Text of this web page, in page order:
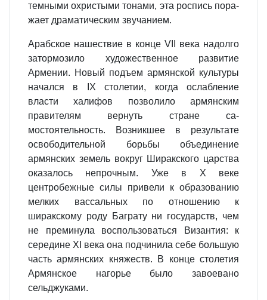
темными охристыми тонами, эта роспись пора­
жает драматическим звучанием.
Арабское нашествие в конце VII века надолго
затормозило художе­ственное развитие
Армении. Новый подъем армянской культуры
начался в IX столетии, когда ослабление
власти халифов позволило армян­ским
правителям вернуть стране са­
мостоятельность. Возникшее в ре­зультате
освободительной борьбы объединение
армянских земель во­круг Ширакского царства
оказалось непрочным. Уже в X веке
центробежные силы привели к образованию
мелких вассальных по отношению к
ширакскому роду Баграту ни госу­дарств, чем
не преминула восполь­зоваться Византия: к
середине XI века она подчинила себе большую
часть армянских княжеств. В конце столетия
Армянское нагорье было завоевано
сельджуками.